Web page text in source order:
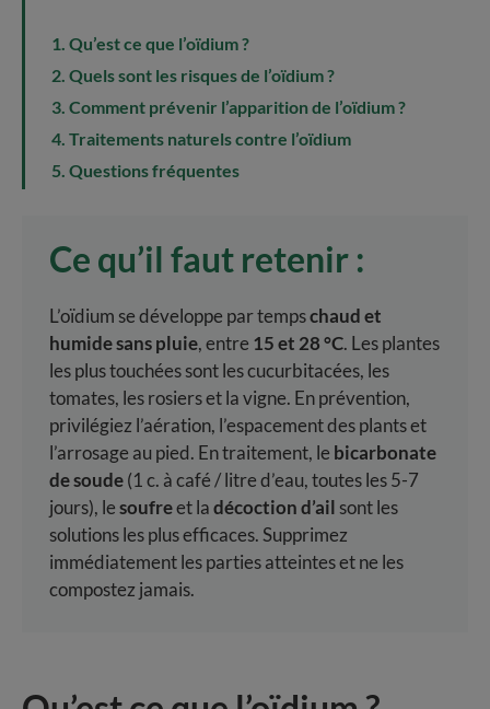
Qu’est ce que l’oïdium ?
Quels sont les risques de l’oïdium ?
Comment prévenir l’apparition de l’oïdium ?
Traitements naturels contre l’oïdium
Questions fréquentes
Ce qu’il faut retenir :
L’oïdium se développe par tempschaud et
humide sans pluie, entre 15 et 28 °C. Les plantes
les plus touchées sont les cucurbitacées, les
tomates, les rosiers et la vigne. En prévention,
privilégiez l’aération, l’espacement des plants et
l’arrosage au pied. En traitement, le bicarbonate
de soude(1 c. à café / litre d’eau, toutes les 5-7
jours), lesoufreet ladécoction d’ailsont les
solutions les plus efficaces. Supprimez
immédiatement les parties atteintes et ne les
compostez jamais.